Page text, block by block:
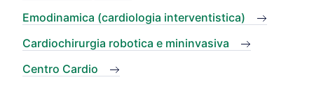
Emodinamica (cardiologia interventistica)
Cardiochirurgia robotica e mininvasiva
Centro Cardio